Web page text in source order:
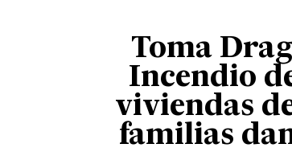
Toma
Incendio
viviendas
familias